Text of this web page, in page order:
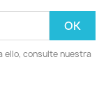
ello, consulte nuestra